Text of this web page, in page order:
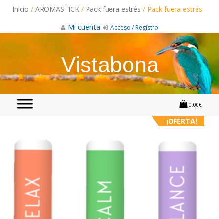
Inicio / AROMASTICK / Pack fuera estrés / Pack fuera estrés
Mi cuenta Acceso / Registro
Vistabona
0,00€
¡OFERTA!